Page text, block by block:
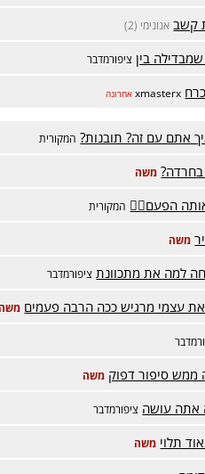
קשב אנונימי (2)
בין ציפורמדבר
xmasterx אחרונה
אתם עם זה? תובנות? המקורית
משה
הפעם😵‍💫 המקורית
משה
למה את מתכוונת ציפורמדבר
את עצמי מרגיש ככה הרבה פעמים משה
ממש סיפור דפוק משה
אתה עושה ציפורמדבר
תלוי משה